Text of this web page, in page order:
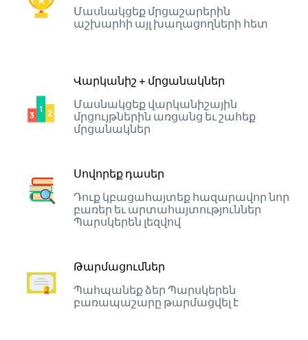
Մասնակցեք մրցաշարերին
աշխարհի այլ խաղացողների հետ
Վարկանիշ + մրցանակներ
Մասնակցեք վարկանիշային
մրցույթներին առցանց եւ շահեք
մրցանակներ
Սովորեք դասեր
Դուք կբացահայտեք հազարավոր նոր
բառեր եւ արտահայտություններ
Պարսկերեն լեզվով
Թարմացումներ
Պահպանեք ձեր Պարսկերեն
բառապաշարը թարմացվել է